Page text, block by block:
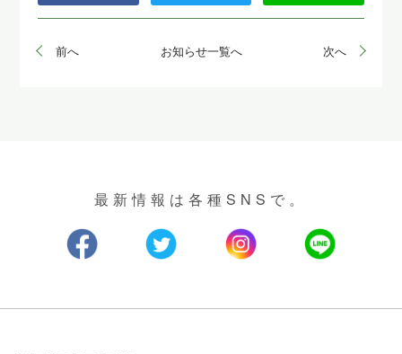
前へ お知らせ一覧へ 次へ
最新情報は各種SNSで。